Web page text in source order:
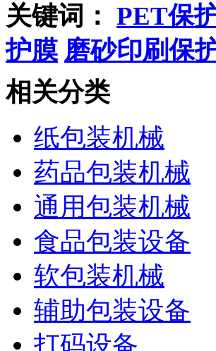
关键词： PET保
护膜 磨砂印刷保
相关分类
纸包装机械
药品包装机械
通用包装机械
食品包装设备
软包装机械
辅助包装设备
打码设备